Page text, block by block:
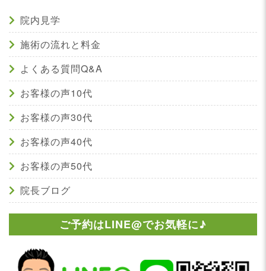
院内見学
施術の流れと料金
よくある質問Q&A
お客様の声10代
お客様の声30代
お客様の声40代
お客様の声50代
院長ブログ
ご予約はLINE@でお気軽に♪